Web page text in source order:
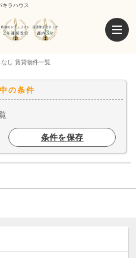
キラハウス
し 賃貸物件一覧
の条件
条件を保存